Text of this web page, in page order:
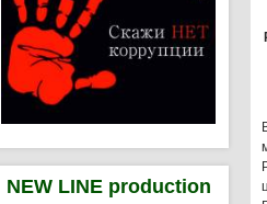
NEW LINE production